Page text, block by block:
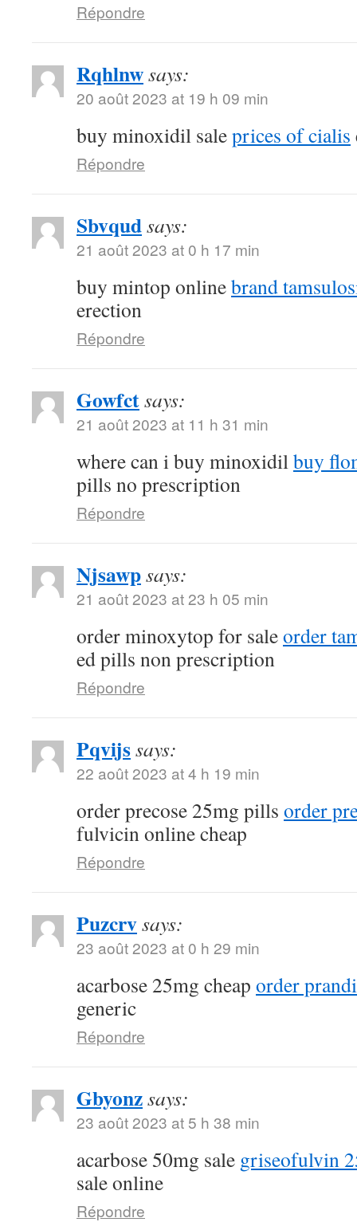
Répondre
Rqhlnwsays:
20 août 2023 at 19 h 09 min
buy minoxidil saleprices of cialis
Répondre
Sbvqudsays:
21 août 2023 at 0 h 17 min
buy mintop onlinebrand
erection
Répondre
Gowfctsays:
21 août 2023 at 11 h 31 min
where can i buy minoxidilbuy
pills no prescription
Répondre
Njsawpsays:
21 août 2023 at 23 h 05 min
order minoxytop for saleorder
ed pills non prescription
Répondre
Pqvijssays:
22 août 2023 at 4 h 19 min
order precose 25mg pills order
fulvicin online cheap
Répondre
Puzcrvsays:
23 août 2023 at 0 h 29 min
acarbose 25mg cheap order
generic
Répondre
Gbyonzsays:
23 août 2023 at 5 h 38 min
acarbose 50mg sale griseofulvin
sale online
Répondre